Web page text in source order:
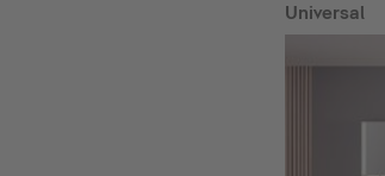
Universal